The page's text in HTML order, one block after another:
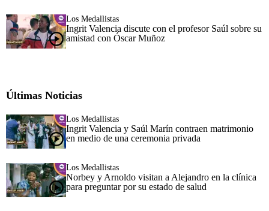
Los Medallistas
Ingrit Valencia discute con el profesor Saúl sobre su
amistad con Óscar Muñoz
Últimas Noticias
Los Medallistas
Ingrit Valencia y Saúl Marín contraen matrimonio
en medio de una ceremonia privada
Los Medallistas
Norbey y Arnoldo visitan a Alejandro en la clínica
para preguntar por su estado de salud